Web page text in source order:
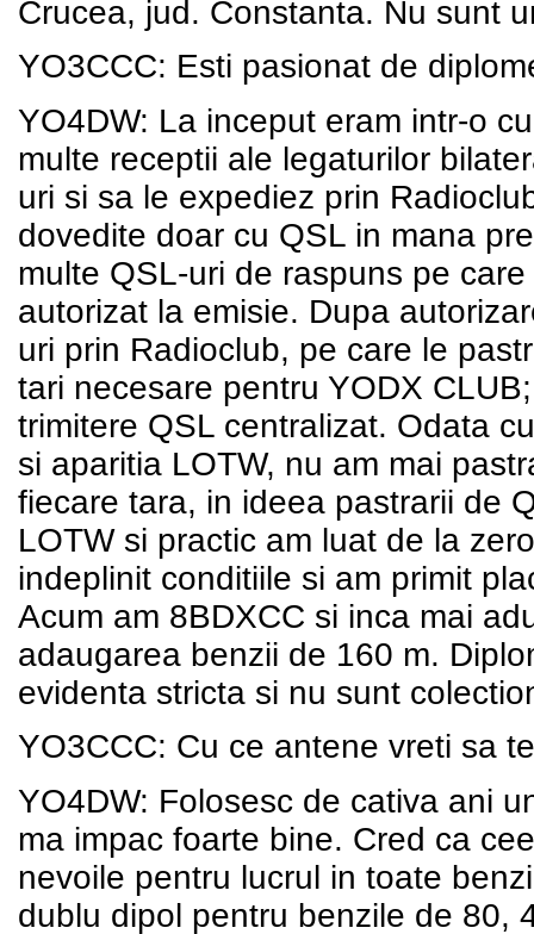
Crucea, jud. Constanta. Nu sunt
YO3CCC: Esti pasionat de
YO4DW: La inceput eram intr-o
multe receptii ale legaturilor
uri si sa le expediez prin
dovedite doar cu QSL in mana
multe QSL-uri de raspuns pe
autorizat la emisie. Dupa
uri prin Radioclub, pe care le
tari necesare pentru YODX
trimitere QSL centralizat. Odata
si aparitia LOTW, nu am mai
fiecare tara, in ideea pastrarii de
LOTW si practic am luat de la
indeplinit conditiile si am primit
Acum am 8BDXCC si inca mai
adaugarea benzii de 160 m.
evidenta stricta si nu sunt
YO3CCC: Cu ce antene vreti sa
YO4DW: Folosesc de cativa ani
ma impac foarte bine. Cred ca
nevoile pentru lucrul in toate
dublu dipol pentru benzile de 80,